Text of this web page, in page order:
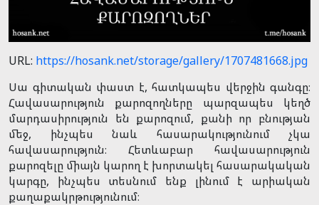
URL: https://hosank.net/storage/gallery/1707481668.jpg
Սա գիտական փաստ է, հատկապես վերջին գանգը։
Հավասարություն քարոզողները պարզապես կեղծ
մարդասիրություն են քարոզում, քանի որ բնության
մեջ, ինչպես նաև հասարակությունում չկա
հավասարություն։ Հետևաբար հավասարություն
քարոզելը միայն կարող է խորտակել հասարակական
կարգը, ինչպես տեսնում ենք լինում է արիական
քաղաքակրթությունում։